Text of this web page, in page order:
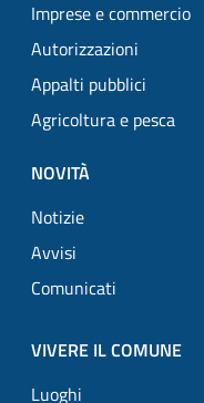
Imprese e commercio
Autorizzazioni
Appalti pubblici
Agricoltura e pesca
NOVITÀ
Notizie
Avvisi
Comunicati
VIVERE IL COMUNE
Luoghi